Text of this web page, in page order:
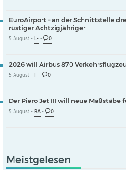
EuroAirport – an der Schnittstelle
rüstiger Achtzigjähriger
5 August -L-- 0
2026 will Airbus 870
5 August - I-- 0
Der Piero Jet III will neue Maßstäbe
5 August -BA- 0
Meistgelesen